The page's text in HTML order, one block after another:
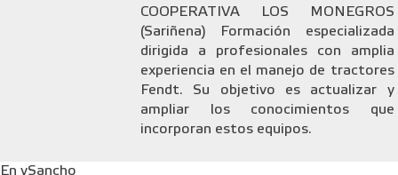
COOPERATIVA LOS MONEGROS
(Sariñena) Formación especializada
dirigida a profesionales con amplia
experiencia en el manejo de tractores
Fendt. Su objetivo es actualizar y
ampliar los conocimientos que
incorporan estos equipos.
En vSancho